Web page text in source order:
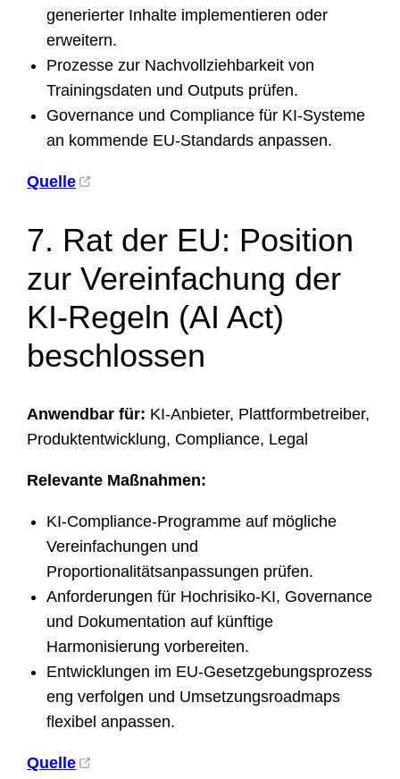
generierter Inhalte implementieren oder
erweitern.
Prozesse zur Nachvollziehbarkeit von
Trainingsdaten und Outputs prüfen.
Governance und Compliance für KI-Systeme
an kommende EU-Standards anpassen.
Quelle
7. Rat der EU: Position
zur Vereinfachung der
KI-Regeln (AI Act)
beschlossen
Anwendbar für: KI-Anbieter, Plattformbetreiber,
Produktentwicklung, Compliance, Legal
Relevante Maßnahmen:
KI-Compliance-Programme auf mögliche
Vereinfachungen und
Proportionalitätsanpassungen prüfen.
Anforderungen für Hochrisiko-KI, Governance
und Dokumentation auf künftige
Harmonisierung vorbereiten.
Entwicklungen im EU-Gesetzgebungsprozess
eng verfolgen und Umsetzungsroadmaps
flexibel anpassen.
Quelle